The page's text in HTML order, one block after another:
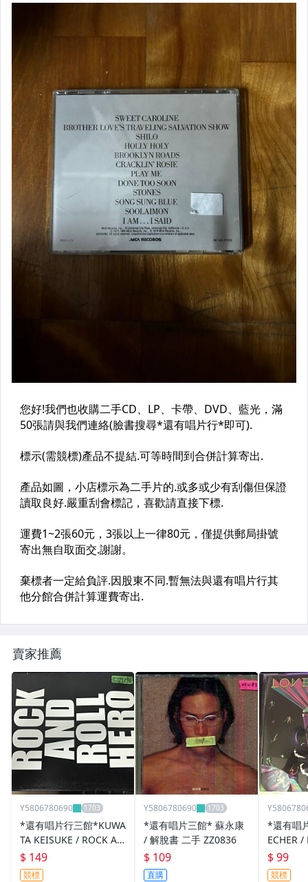
賣家推薦
Y5806780690
*還有唱片行三館*KUWA
TA KEISUKE / ROCK AN
D ROLL HERO 二手 ZZ1
9296(競標)
$ 149
競標
Y5806780690
*還有唱片三館* 蘇永康
/ 解脫書 二手 ZZ0836
$ 109
直購
*還有唱
ECHER /
二手
$ 99
競標